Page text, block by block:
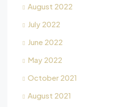
August 2022
July 2022
June 2022
May 2022
October 2021
August 2021